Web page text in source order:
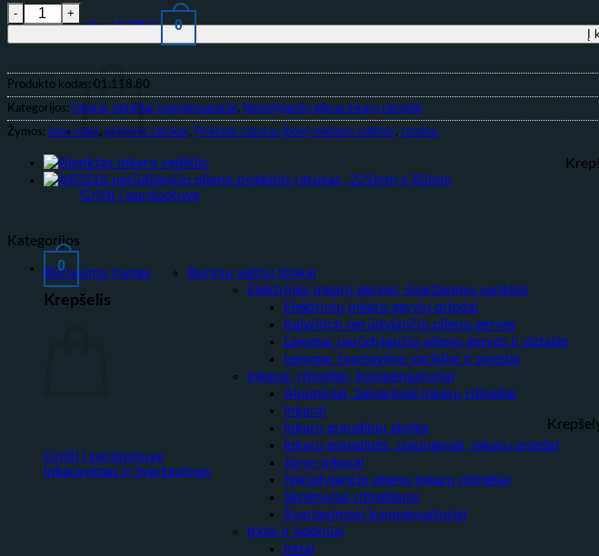
Krepšelis /0,00€ 0
Grįžti į parduotuvę
0
Krepšelis
Grįžti į parduotuvę
produkto kiekis: Priekinis ratukas (bow) mažoms valtims 205mm
Į
Produkto kodas: 01.118.80
Kategorijos: Inkarai, ritinėliai, kompensatoriai, Nerūdyjančio plieno inkarų ritinėliai
Žymos: bow roller, priekinis ratukas, Priekinis ratukas (bow) mažoms valtims, ratukas
Kategorijos
Būriavimo įranga Burinių valčių blokai
Inkaravimas ir švartavimas
Elektrinės inkarų gervės, švartavimo varikliai
Elektrinių inkaro gervių priedai
Italwinch nerūdyjančio plieno gervės
Lewmar nerūdyjančio plieno gervės ir detalės
Lewmar švartavimo varikliai ir priedai
Inkarai, ritinėliai, kompensatoriai
Aliuminiai, žalvariniai inkarų ritinėliai
Inkarai
Inkaro grandinių skylės
Inkarų grandinės, sujungimai, inkarų priedai
Jūros inkarai
Nerūdyjančio plieno inkarų ritinėliai
Skrėmuliai ritinėliams
Švartavimosi kompensatoriai
Irklai ir kobiniai
Irklai